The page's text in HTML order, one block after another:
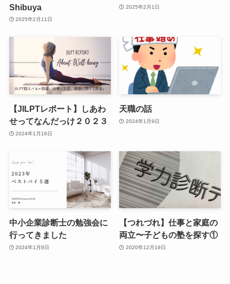
Shibuya
2025年2月11日
2025年2月1日
【JILPTレポート】しあわ
せってなんだっけ２０２３
2024年1月16日
天職の話
2024年1月9日
中小企業診断士の勉強会に
行ってきました
2024年1月8日
【つれづれ】仕事と家庭の
両立〜子どもの塾を探す①
2020年12月19日